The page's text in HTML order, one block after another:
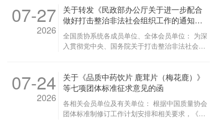
关于转发《民政部办公厅关于进一步配合
做好打击整治非法社会组织工作的通知》
的通知
07-27
2026
全国质协系统各成员单位、全体会员单位： 为深
入贯彻党中央、国务院关于打击整治非法社会组
权益，现将《民政部办公厅关于进一步配合做好
打击整治非法社会组织工作的通知》（民办便函
际，提出以下要求，请抓好贯彻落实。 一、提高
政治站位，深刻把握整治工作重要意义 2026年
关于《品质中药饮片 鹿茸片（梅花鹿）》
等七项团体标准征求意见的函
07-24
2026
各相关会员单位及有关单位： 根据中国质量协会
团体标准制修订工作计划安排和相关要求，《品